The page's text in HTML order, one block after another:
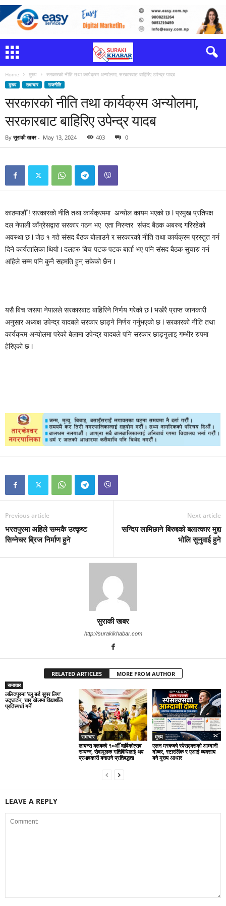
Home मुख्य सरकारको नीति तथा कार्यक्रम अन्योलमा, सरकारबाट बाहिरिए उपेन्द्र यादब
मुख्य समाचार राजनीति
सरकारको नीति तथा कार्यक्रम अन्योलमा,
सरकारबाट बाहिरिए उपेन्द्र यादब
By सुराकी खबर- May 13, 2024 403 0
काठमाडौँ ! सरकारको नीति तथा कार्यक्रममा अन्योल कायम भएको छ l प्रमुख प्रतिपक्ष
दल नेपाली काँग्रेसद्वारा सरकार गठन भए एता निरन्तर संसद बैठक अबरुद्द गरिरहेको
अवस्था छ l जेठ १ गते संसद बैठक बोलाउने र सरकारको नीति तथा कार्यक्रम प्रस्तुत गर्न
दिने कार्यतालिका थियो l दलहरु बिच पटक पटक बार्ता भए पनि संसद बैठक सुचारु गर्न
अहिले सम्म पनि कुनै सहमति हुन् सकेको छैन l
यसै बिच जसपा नेपालले सरकारबाट बाहिरिने निर्णय गरेको छ l भर्खरै प्राप्त जानकारी
अनुसार अध्यक्ष उपेन्द्र यादबले सरकार छाड्ने निर्णय गर्नुभएको छ l सरकारको नीति तथा
कार्यक्रम अन्योलमा परेको बेलामा उपेन्द्र यादबले पनि सरकार छाड्नुलाइ गम्भीर रुपमा
हेरिएको छ l
Previous article
भरतपुरमा अहिले सम्मकै उत्कृष्ट
सिग्नेचर ब्रिज निर्माण हुने
Next article
सन्दिप लामिछाने बिरुद्दको बलात्कार मुद्दा
भोलि सुनुवाई हुने
सुराकी खबर
http://surakikhabar.com
RELATED ARTICLES MORE FROM AUTHOR
समाचार
ललितपुरमा ‘ब्लु बर्ड सुपर लिग’
उद्घाटन, चार खेलमा विद्यार्थीले
प्रतिस्पर्धा गर्ने
समाचार
लायन्स क्लबको १०औँ वार्षिकोत्सव
सम्पन्न, सेवामूलक गतिविधिलाई थप
प्रभावकारी बनाउने प्रतिबद्धता
मुख्य
एलन मस्कको स्पेसएक्सको आम्दानी
दोब्बर, स्टारलिंक र एआई व्यवसाय
बने मुख्य आधार
LEAVE A REPLY